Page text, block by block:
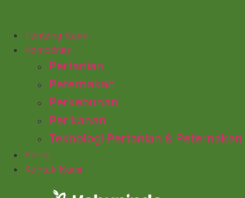
Tentang Kami
Komoditas
Pertanian
Peternakan
Perkebunan
Perikanan
Teknologi Pertanian & Peternakan
Berita
Kontak Kami